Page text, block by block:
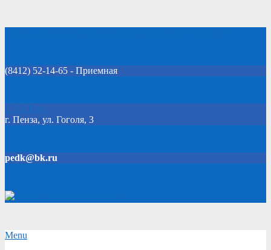
(8412) 52-14-65 - Приемная
Click Here
г. Пенза, ул. Гоголя, 3
pedk@bk.ru
Secondary
Menu